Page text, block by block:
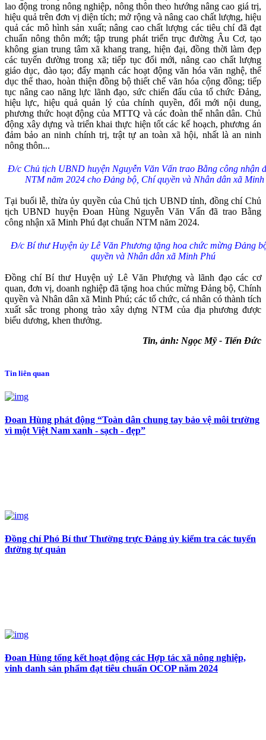
lao động trong nông nghiệp, nông thôn theo hướng nâng cao giá trị,
hiệu quả trên đơn vị diện tích; mở rộng và nâng cao chất lượng, hiệu
quả các mô hình sản xuất; nâng cao chất lượng các tiêu chí đã đạt
chuẩn nông thôn mới; tập trung phát triển trục đường Âu Cơ, tạo
không gian trung tâm xã khang trang, hiện đại, đồng thời làm đẹp
các tuyến đường trong xã; tiếp tục đổi mới, nâng cao chất lượng
giáo dục, đào tạo; đẩy mạnh các hoạt động văn hóa văn nghệ, thể
dục thể thao, hoàn thiện đồng bộ thiết chế văn hóa cộng đồng; tiếp
tục nâng cao năng lực lãnh đạo, sức chiến đấu của tổ chức Đảng,
hiệu lực, hiệu quả quản lý của chính quyền, đổi mới nội dung,
phương thức hoạt động của MTTQ và các đoàn thể nhân dân. Chủ
động xây dựng và triển khai thực hiện tốt các kế hoạch, phương án
đảm bảo an ninh chính trị, trật tự an toàn xã hội, nhất là an ninh
nông thôn...
Đ/c Chủ tịch UBND huyện Nguyễn Văn Vấn trao Bằng công nhận
NTM năm 2024 cho Đảng bộ, Chí quyền và Nhân dân xã Minh
Tại buổi lễ, thừa ủy quyền của Chủ tịch UBND tỉnh, đồng chí Chủ
tịch UBND huyện Đoan Hùng Nguyễn Văn Vấn đã trao Bằng
công nhận xã Minh Phú đạt chuẩn NTM năm 2024.
Đ/c Bí thư Huyện ủy Lê Văn Phương tặng hoa chức mừng Đảng
quyền và Nhân dân xã Minh Phú
Đồng chí Bí thư Huyện uỷ Lê Văn Phượng và lãnh đạo các cơ
quan, đơn vị, doanh nghiệp đã tặng hoa chúc mừng Đảng bộ, Chính
quyền và Nhân dân xã Minh Phú; các tổ chức, cá nhân có thành tích
xuất sắc trong phong trào xây dựng NTM của địa phương được
biểu dương, khen thưởng.
Tin, ảnh: Ngọc Mỹ - Tiến Đức
Tin liên quan
Đoan Hùng phát động “Toàn dân chung tay bảo vệ môi trường
vì một Việt Nam xanh - sạch - đẹp”
Đồng chí Phó Bí thư Thường trực Đảng ủy kiểm tra các tuyến
đường tự quản
Đoan Hùng tổng kết hoạt động các Hợp tác xã nông nghiệp,
vinh danh sản phẩm đạt tiêu chuẩn OCOP năm 2024